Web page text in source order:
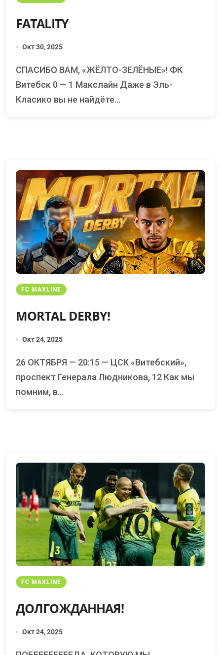
FATALITY
Окт 30, 2025
СПАСИБО ВАМ, «ЖЁЛТО-ЗЕЛЁНЫЕ»! ФК
Витебск 0 — 1 Макслайн Даже в Эль-
Класико вы не найдёте...
FC MAXLINE
MORTAL DERBY!
Окт 24, 2025
26 ОКТЯБРЯ — 20:15 — ЦСК «Витебский»,
проспект Генерала Людникова, 12 Как мы
помним, в...
FC MAXLINE
ДОЛГОЖДАННАЯ!
Окт 24, 2025